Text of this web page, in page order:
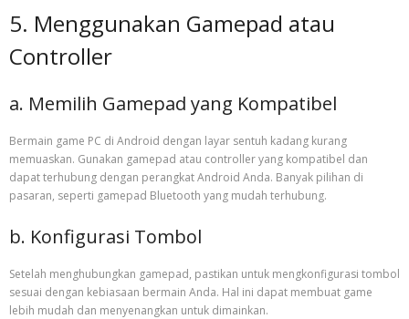
5. Menggunakan Gamepad atau
Controller
a. Memilih Gamepad yang Kompatibel
Bermain game PC di Android dengan layar sentuh kadang kurang
memuaskan. Gunakan gamepad atau controller yang kompatibel dan
dapat terhubung dengan perangkat Android Anda. Banyak pilihan di
pasaran, seperti gamepad Bluetooth yang mudah terhubung.
b. Konfigurasi Tombol
Setelah menghubungkan gamepad, pastikan untuk mengkonfigurasi tombol
sesuai dengan kebiasaan bermain Anda. Hal ini dapat membuat game
lebih mudah dan menyenangkan untuk dimainkan.